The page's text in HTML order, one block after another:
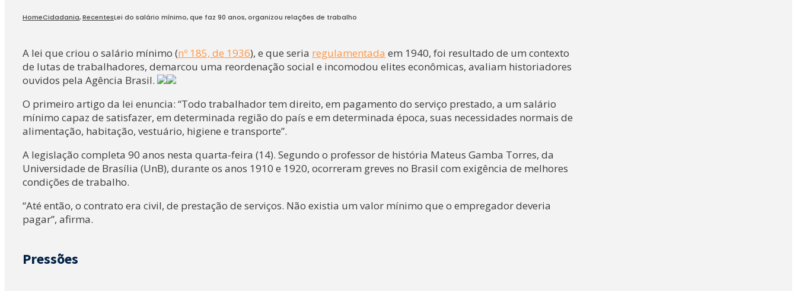
HomeCidadania,RecentesLei do salário mínimo, que faz 90 anos, organizou relações de trabalho
A lei que criou o salário mínimo (nº 185, de 1936), e que seria regulamentada em 1940, foi resultado de um contexto
de lutas de trabalhadores, demarcou uma reordenação social e incomodou elites econômicas, avaliam historiadores
ouvidos pela Agência Brasil.
O primeiro artigo da lei enuncia: “Todo trabalhador tem direito, em pagamento do serviço prestado, a um salário
mínimo capaz de satisfazer, em determinada região do país e em determinada época, suas necessidades normais de
alimentação, habitação, vestuário, higiene e transporte”.
A legislação completa 90 anos nesta quarta-feira (14). Segundo o professor de história Mateus Gamba Torres, da
Universidade de Brasília (UnB), durante os anos 1910 e 1920, ocorreram greves no Brasil com exigência de melhores
condições de trabalho.
“Até então, o contrato era civil, de prestação de serviços. Não existia um valor mínimo que o empregador deveria
pagar”, afirma.
Pressões